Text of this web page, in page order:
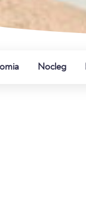
Nocleg